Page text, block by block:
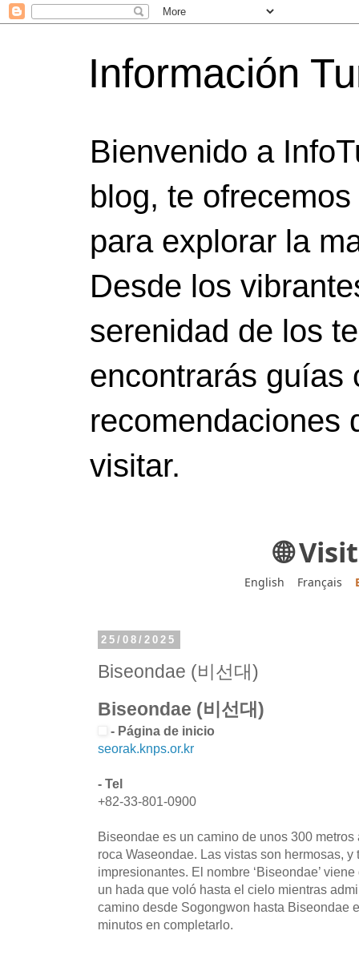
Información
Bienvenido a
blog, te
para explorar la
Desde los
serenidad de los
encontrarás guías
recomendaciones
visitar.
🌐
English Français
25/08/2025
Biseondae (비선대)
Biseondae (비선대)
- Página de inicio
seorak.knps.or.kr
- Tel
+82-33-801-0900
Biseondae es un camino de unos 300
roca Waseondae. Las vistas son hermosas,
impresionantes. El nombre ‘Biseondae’
un hada que voló hasta el cielo mientras
camino desde Sogongwon hasta Biseondae
minutos en completarlo.